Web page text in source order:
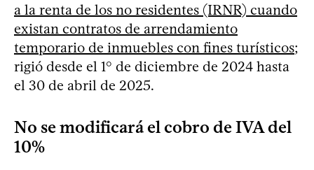
a la renta de los no residentes (IRNR) cuando
existan contratos de arrendamiento
temporario de inmuebles con fines turísticos;
rigió desde el 1° de diciembre de 2024 hasta
el 30 de abril de 2025.
No se modificará el cobro de IVA del
10%